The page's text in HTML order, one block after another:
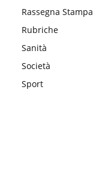
Rassegna Stampa
Rubriche
Sanità
Società
Sport